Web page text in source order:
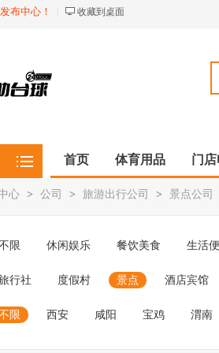
布中心！ 收藏到桌面
首页 体育用品 门
心 > 公司 > 旅游出行公司 > 景点公司
限 休闲娱乐 餐饮美食 生活
行社 度假村 景点 酒店宾馆
限 西安 咸阳 宝鸡 渭南